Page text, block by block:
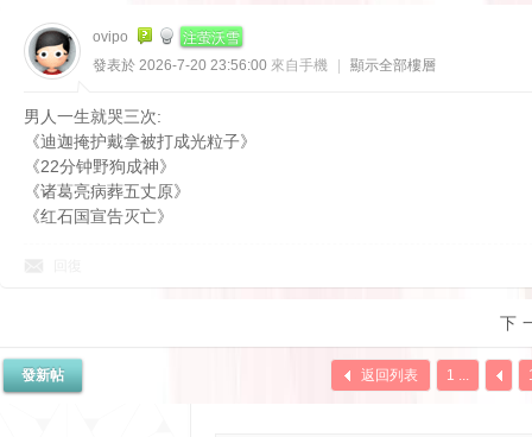
ovipo 注萤沃雪
發表於 2026-7-20 23:56:00 來自手機 顯示全部樓層
男人一生就哭三次:
《迪迦掩护戴拿被打成光粒子》
《22分钟野狗成神》
《诸葛亮病葬五丈原》
《红石国宣告灭亡》
下
1 ...
返回列表
發新帖